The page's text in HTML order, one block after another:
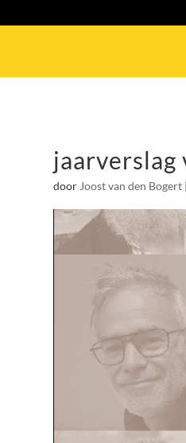
door Joost van den Bogert |